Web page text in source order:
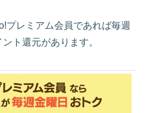
プレミアム会員であれば毎週
ト還元があります。